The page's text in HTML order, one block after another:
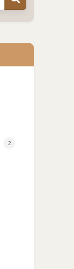
2